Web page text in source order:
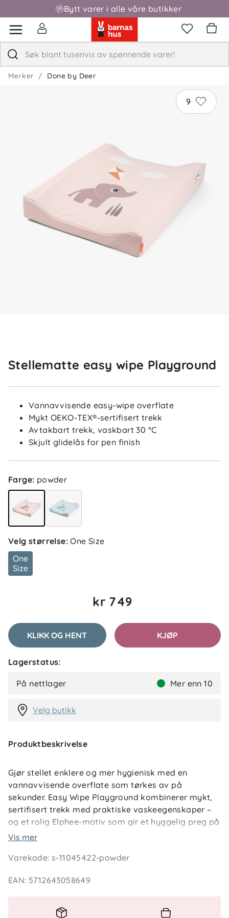
Bytt varer i alle våre butikker
Fri frakt over 1000,-
Merker Done by Deer
9
Stellematte easy wipe Playground
Vannavvisende easy-wipe overflate
Mykt OEKO-TEX®-sertifisert trekk
Avtakbart trekk, vaskbart 30 °C
Skjult glidelås for pen finish
Farge: powder
Velg størrelse:One Size
One
Size
kr 749
KLIKK OG HENT KJØP
Lagerstatus:
På nettlager Mer enn 10
Velg butikk
Produktbeskrivelse
Gjør stellet enklere og mer hygienisk med en
vannavvisende overflate som tørkes av på
sekunder. Easy Wipe Playground kombinerer mykt,
sertifisert trekk med praktiske vaskeegenskaper –
og et rolig Elphee-motiv som gir et hyggelig preg på
stelleplassen.
Nøkkelfunksjoner
Easy-wipe, vannavvisende PU-belegg holder
sikrer trygg kontakt med huden.
Vis mer
Varekode:s-11045422-powder
EAN: 5712643058649